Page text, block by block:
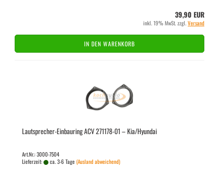
39,90 EUR
inkl. 19% MwSt. zzgl.Versand
IN DEN WARENKORB
Lautsprecher-​​Ein­bau­ring ACV 271178-​​01 – Kia/Hyundai
Art.Nr.: 3000-7504
Lieferzeit:
ca. 3-6 Tage(Ausland abweichend)